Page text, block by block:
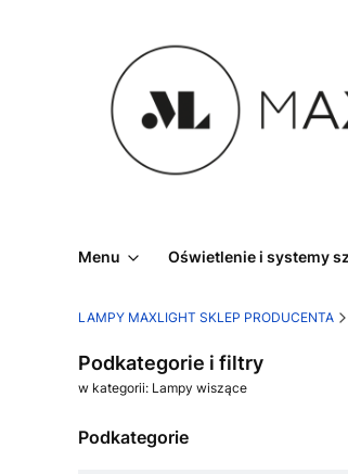
Menu Oświetlenie i systemy
LAMPY MAXLIGHT SKLEP PRODUCENTA
Podkategorie i filtry
w kategorii: Lampy wiszące
Podkategorie